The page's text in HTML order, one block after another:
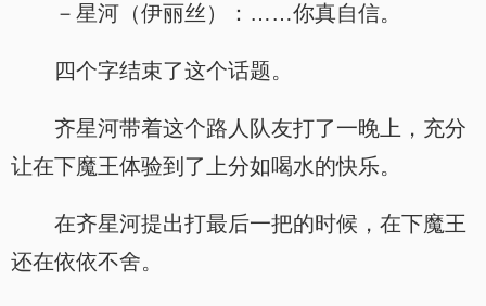
－星河（伊丽丝）：……你真自信。
四个字结束了这个话题。
齐星河带着这个路人队友打了一晚上，充分
让在下魔王体验到了上分如喝水的快乐。
在齐星河提出打最后一把的时候，在下魔王
还在依依不舍。